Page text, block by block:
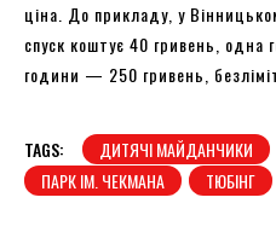
ціна. До прикладу, у
спуск коштує 40 гривень,
години — 250 гривень,
TAGS: ДИТЯЧІ МАЙДАНЧИКИ
ПАРК ІМ. ЧЕКМАНА
ТЮБІНГ